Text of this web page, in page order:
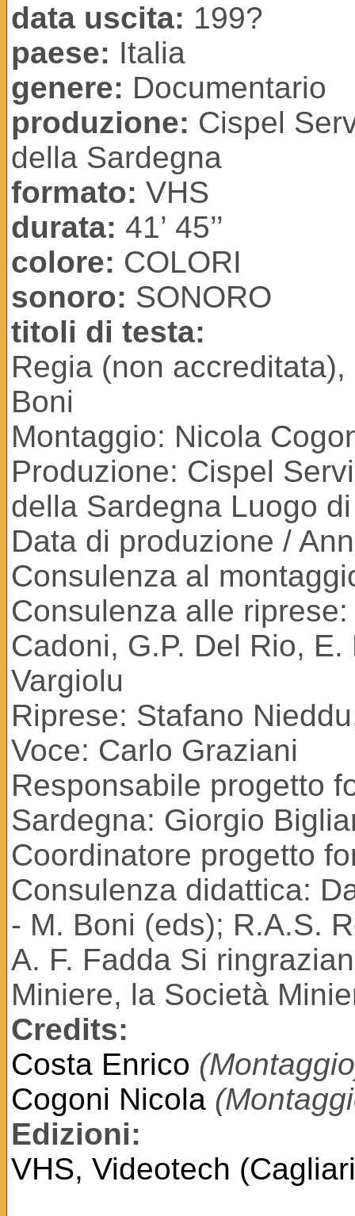
data uscita: 199?
paese: Italia
genere: Documentario
produzione: Cispel
della Sardegna
formato: VHS
durata: 41’ 45’’
colore: COLORI
sonoro: SONORO
titoli di testa:
Regia (non
Boni
Montaggio: Nicola
Produzione: Cispel
della Sardegna Luogo
Data di produzione /
Consulenza al
Consulenza alle
Cadoni, G.P. Del Rio,
Vargiolu
Riprese: Stafano
Voce: Carlo Graziani
Responsabile progetto
Sardegna: Giorgio
Coordinatore progetto
Consulenza didattica:
- M. Boni (eds); R.A.S.
A. F. Fadda Si
Miniere, la Società
Credits:
Costa Enrico
Cogoni Nicola
Edizioni:
VHS, Videotech